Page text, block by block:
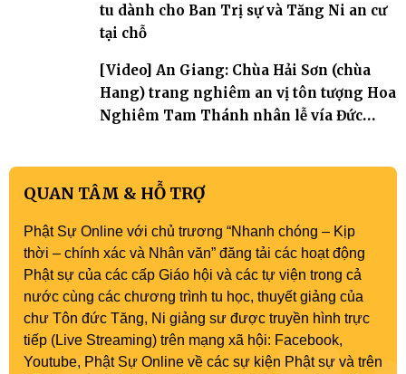
tu dành cho Ban Trị sự và Tăng Ni an cư
tại chỗ
[Video] An Giang: Chùa Hải Sơn (chùa
Hang) trang nghiêm an vị tôn tượng Hoa
Nghiêm Tam Thánh nhân lễ vía Đức
QUAN TÂM & HỖ TRỢ
Phật Sự Online với chủ trương “Nhanh chóng – Kịp
thời – chính xác và Nhân văn” đăng tải các hoạt động
Phật sự của các cấp Giáo hội và các tự viện trong cả
nước cùng các chương trình tu học, thuyết giảng của
chư Tôn đức Tăng, Ni giảng sư được truyền hình trực
tiếp (Live Streaming) trên mạng xã hội: Facebook,
Youtube, Phật Sự Online về các sự kiện Phật sự và trên